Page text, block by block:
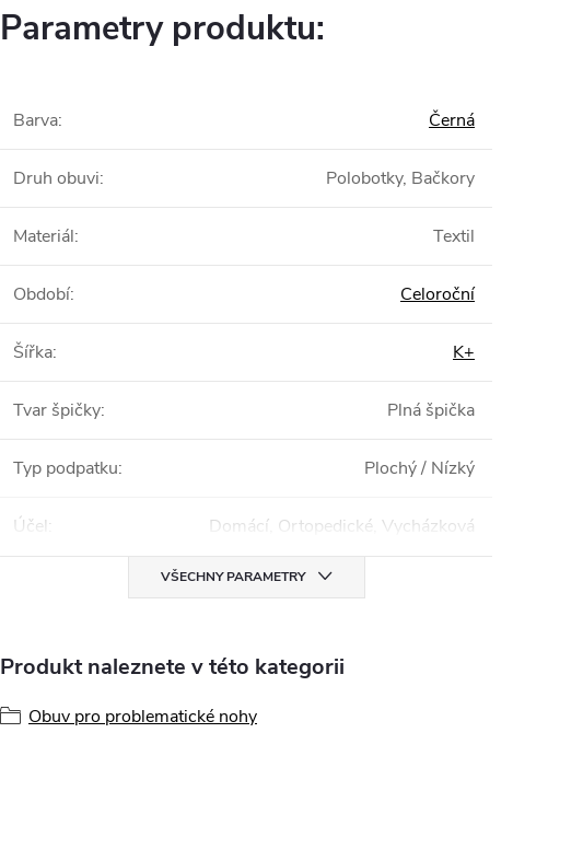
Parametry produktu:
Barva: Černá
Druh obuvi: Polobotky, Bačkory
Materiál: Textil
Období: Celoroční
Šířka: K+
Tvar špičky: Plná špička
Typ podpatku: Plochý / Nízký
Účel: Domácí, Ortopedické, Vycházková
VŠECHNY PARAMETRY
Produkt naleznete v této kategorii
Obuv pro problematické nohy